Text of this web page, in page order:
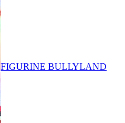
FIGURINE BULLYLAND